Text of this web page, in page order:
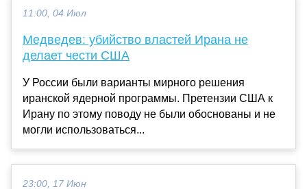
11:00, 04 Июл
Медведев: убийство властей Ирана не
делает чести США
У России были варианты мирного решения
иранской ядерной программы. Претензии США к
Ирану по этому поводу не были обоснованы и не
могли использоваться...
23:00, 17 Июн